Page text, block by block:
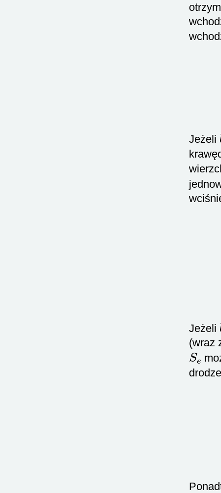
Jeżeli
Jeżeli
(wraz
Se